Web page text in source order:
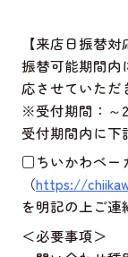
【来店日振替対
振替可能期間内
応させていただ
※受付期間：～
受付期間内に下
□ちいかわベー
（https://
を明記の上ご連
＜必要事項＞